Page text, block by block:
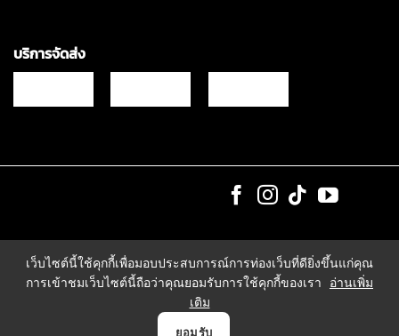
บริการจัดส่ง
เว็บไซต์นี้ใช้คุกกี้เพื่อมอบประสบการณ์การท่องเว็บที่ดียิ่งขึ้นแก่คุณ
การเข้าชมเว็บไซต์นี้ถือว่าคุณยอมรับการใช้คุกกี้ของเรา
อ่านเพิ่ม
เติม
ยอมรับ